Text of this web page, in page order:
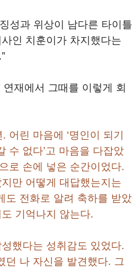
성과 위상이 남다른 타이틀
인 치훈이가 차지했다는
연재에서 그때를 이렇게 회
어린 마음에 ‘명인이 되기
수 없다’고 마음을 다잡았
로 손에 넣은 순간이었다.
만 어떻게 대답했는지는
도 전화로 알려 축하를 받았
기억나지 않는다.
했다는 성취감도 있었다.
던 나 자신을 발견했다. 그